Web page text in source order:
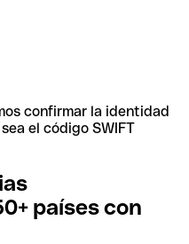
confirmar la identidad
el código SWIFT
países con